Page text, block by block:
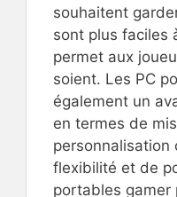
souhaitent
sont plus faciles
permet aux
soient. Les PC
également un
en termes de
personnalisation
flexibilité et de
portables gamer